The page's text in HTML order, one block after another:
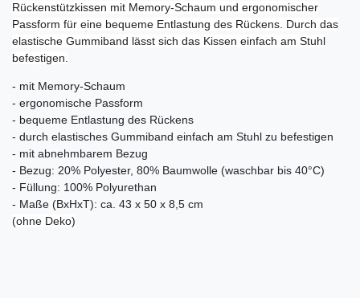
Rückenstützkissen mit Memory-Schaum und ergonomischer
Passform für eine bequeme Entlastung des Rückens. Durch das
elastische Gummiband lässt sich das Kissen einfach am Stuhl
befestigen.
- mit Memory-Schaum
- ergonomische Passform
- bequeme Entlastung des Rückens
- durch elastisches Gummiband einfach am Stuhl zu befestigen
- mit abnehmbarem Bezug
- Bezug: 20% Polyester, 80% Baumwolle (waschbar bis 40°C)
- Füllung: 100% Polyurethan
- Maße (BxHxT): ca. 43 x 50 x 8,5 cm
(ohne Deko)